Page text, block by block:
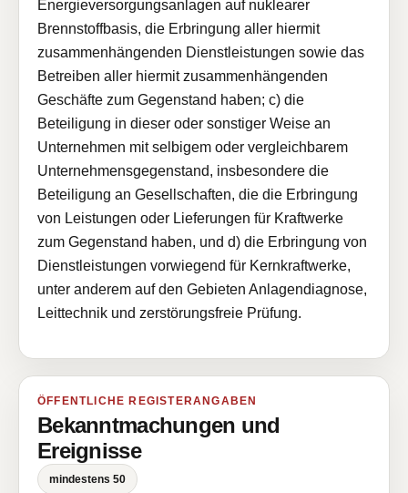
Energieversorgungsanlagen auf nuklearer
Brennstoffbasis, die Erbringung aller hiermit
zusammenhängenden Dienstleistungen sowie das
Betreiben aller hiermit zusammenhängenden
Geschäfte zum Gegenstand haben; c) die
Beteiligung in dieser oder sonstiger Weise an
Unternehmen mit selbigem oder vergleichbarem
Unternehmensgegenstand, insbesondere die
Beteiligung an Gesellschaften, die die Erbringung
von Leistungen oder Lieferungen für Kraftwerke
zum Gegenstand haben, und d) die Erbringung von
Dienstleistungen vorwiegend für Kernkraftwerke,
unter anderem auf den Gebieten Anlagendiagnose,
Leittechnik und zerstörungsfreie Prüfung.
ÖFFENTLICHE REGISTERANGABEN
Bekanntmachungen und
Ereignisse
mindestens 50